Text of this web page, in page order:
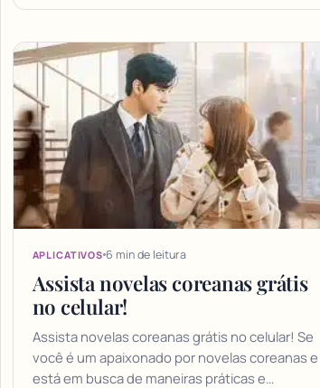
APLICATIVOS 6 min de leitura
Assista novelas coreanas grátis
no celular!
Assista novelas coreanas grátis no celular! Se
você é um apaixonado por novelas coreanas e
está em busca de maneiras práticas e…